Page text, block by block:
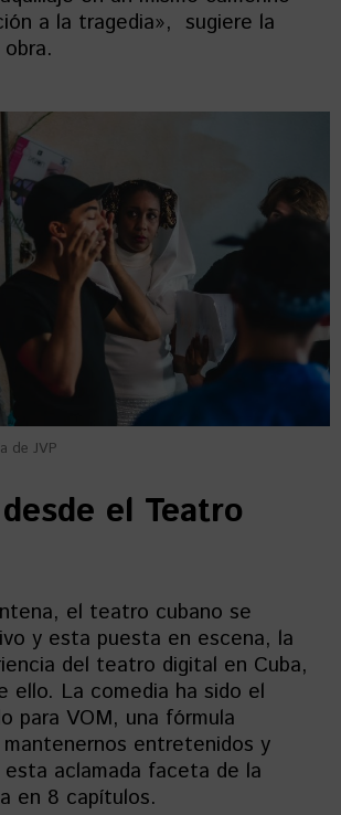
a la tragedia», sugiere la
de JVP
el Teatro
el teatro cubano se
y esta puesta en escena, la
del teatro digital en Cuba,
ello. La comedia ha sido el
para VOM, una fórmula
entretenidos y
aclamada faceta de la
en 8 capítulos.